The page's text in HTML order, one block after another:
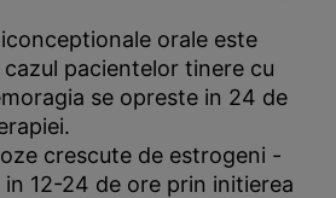
orale este
pacientelor tinere cu
se opreste in 24 de
crescute de estrogeni -
12-24 de ore prin initierea